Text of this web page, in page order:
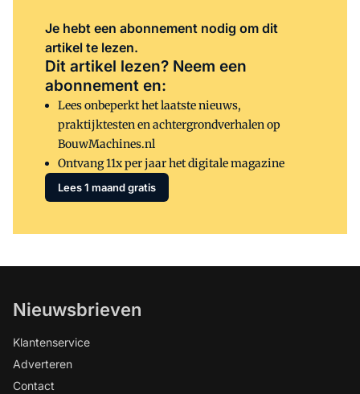
Je hebt een abonnement nodig om dit
artikel te lezen.
Dit artikel lezen? Neem een
abonnement en:
Lees onbeperkt het laatste nieuws,
praktijktesten en achtergrondverhalen op
BouwMachines.nl
Ontvang 11x per jaar het digitale magazine
Lees 1 maand gratis
Nieuwsbrieven
Klantenservice
Adverteren
Contact